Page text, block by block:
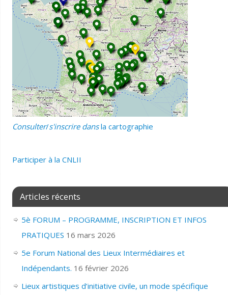
Consulter/s'inscrire dansla cartographie
Participerà la CNLII
Articles récents
5è FORUM – PROGRAMME, INSCRIPTION ET INFOS
PRATIQUES 16 mars 2026
5e Forum National des Lieux Intermédiaires et
Indépendants. 16 février 2026
Lieux artistiques d’initiative civile, un mode spécifique